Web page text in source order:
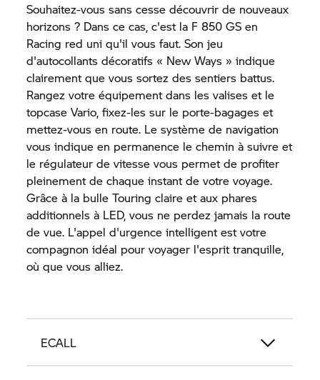
Souhaitez-vous sans cesse découvrir de nouveaux
horizons ? Dans ce cas, c'est la F 850 GS en
Racing red uni qu'il vous faut. Son jeu
d'autocollants décoratifs « New Ways » indique
clairement que vous sortez des sentiers battus.
Rangez votre équipement dans les valises et le
topcase Vario, fixez-les sur le porte-bagages et
mettez-vous en route. Le système de navigation
vous indique en permanence le chemin à suivre et
le régulateur de vitesse vous permet de profiter
pleinement de chaque instant de votre voyage.
Grâce à la bulle Touring claire et aux phares
additionnels à LED, vous ne perdez jamais la route
de vue. L'appel d'urgence intelligent est votre
compagnon idéal pour voyager l'esprit tranquille,
où que vous alliez.
ECALL